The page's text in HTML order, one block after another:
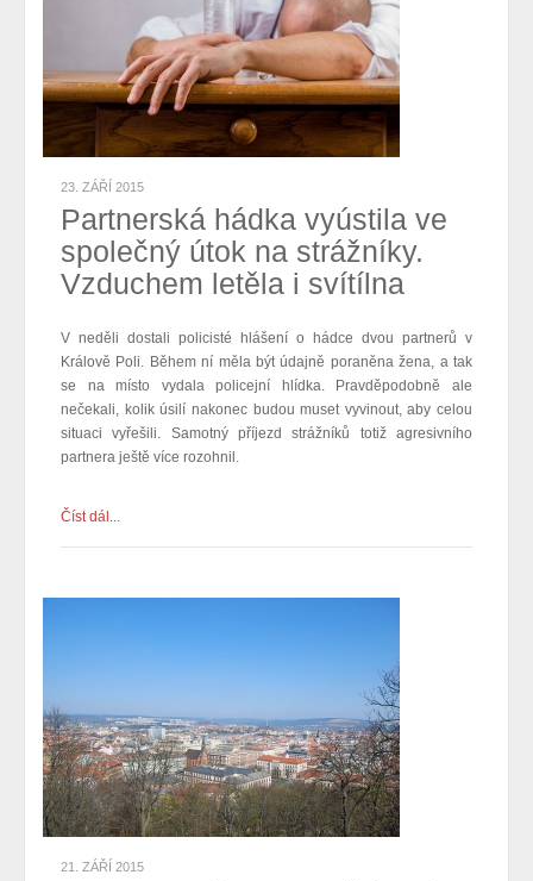
23. ZÁŘÍ 2015
Partnerská hádka vyústila ve
společný útok na strážníky.
Vzduchem letěla i svítílna
V neděli dostali policisté hlášení o hádce dvou partnerů v
Králově Poli. Během ní měla být údajně poraněna žena, a tak
se na místo vydala policejní hlídka. Pravděpodobně ale
nečekali, kolik úsilí nakonec budou muset vyvinout, aby celou
situaci vyřešili. Samotný příjezd strážníků totiž agresivního
partnera ještě více rozohnil.
Číst dál...
21. ZÁŘÍ 2015